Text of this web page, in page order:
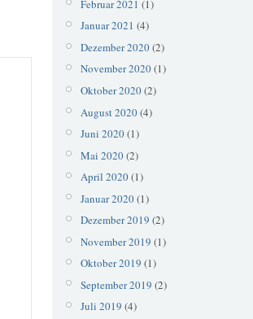
Februar 2021 (1)
Januar 2021 (4)
Dezember 2020(2)
November 2020(1)
Oktober 2020(2)
August 2020(4)
Juni 2020(1)
Mai 2020(2)
April 2020(1)
Januar 2020(1)
Dezember 2019 (2)
November 2019 (1)
Oktober 2019 (1)
September 2019 (2)
Juli 2019 (4)